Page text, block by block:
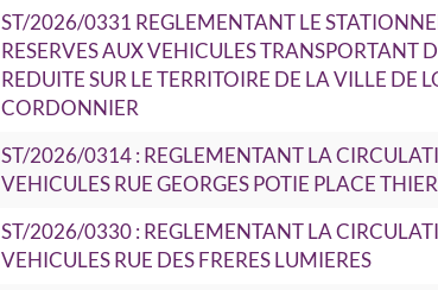
ST/2026/0331 REGLEMENTANT LE
RESERVES AUX VEHICULES TRANSPORTANT
REDUITE SUR LE TERRITOIRE DE LA VILLE DE
CORDONNIER
ST/2026/0314 : REGLEMENTANT LA
VEHICULES RUE GEORGES POTIE PLACE
ST/2026/0330 : REGLEMENTANT LA
VEHICULES RUE DES FRERES LUMIERES